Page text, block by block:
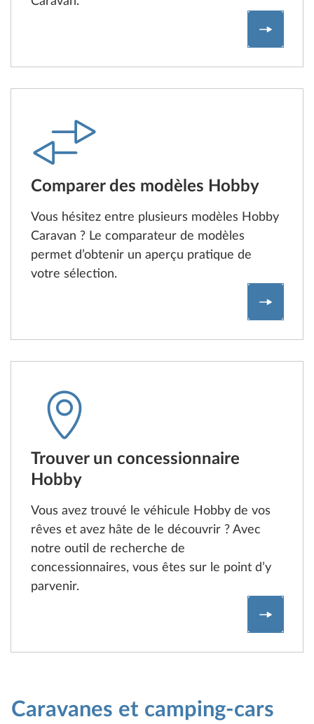
Comparer des modèles Hobby
Vous hésitez entre plusieurs modèles Hobby
Caravan ? Le comparateur de modèles
permet d’obtenir un aperçu pratique de
votre sélection.
Trouver un concessionnaire
Hobby
Vous avez trouvé le véhicule Hobby de vos
rêves et avez hâte de le découvrir ? Avec
notre outil de recherche de
concessionnaires, vous êtes sur le point d’y
parvenir.
Caravanes et camping-cars